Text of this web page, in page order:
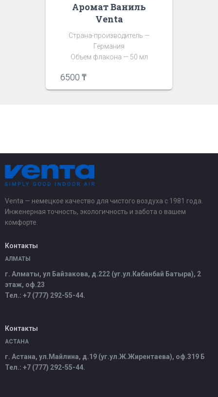
Аромат Ваниль
Venta
Страна-производитель —
Германия
Объем флакона — 50 мл
6500 ₸
Venta — немецкое качество для чистого воздуха с 1981 года.
Инженерная точность, экологичность и забота о вашем
комфорте.
Контакты
АЛМАТЫ
г. Алматы, ул Байзакова, д.222 (уг.ул.Кабанбай Батыра), 2
этаж, оф.23
Тел.: +7 (777) 292-55-44.
Контакты
АСТАНА
г. Астана, ул.Майлина, д.19 (уг.ул.Ж.Жирентаева), оф.319 Б
Тел.: +7 (777) 292-55-44.